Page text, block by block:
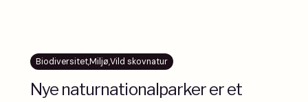
Biodiversitet,Miljø,Vild skovnatur
Nye naturnationalparker er et